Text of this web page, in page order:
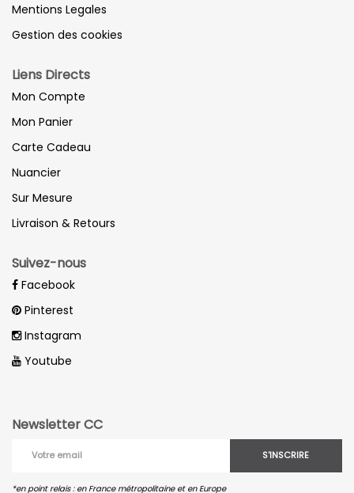
Mentions Legales
Gestion des cookies
Liens Directs
Mon Compte
Mon Panier
Carte Cadeau
Nuancier
Sur Mesure
Livraison & Retours
Suivez-nous
Facebook
Pinterest
Instagram
Youtube
Newsletter CC
S'INSCRIRE
*en point relais : en France métropolitaine et en Europe